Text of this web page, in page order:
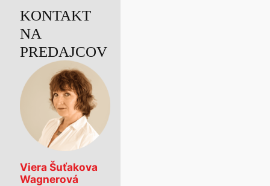
KONTAKT
NA
PREDAJCOV
Viera Šuťakova
Wagnerová